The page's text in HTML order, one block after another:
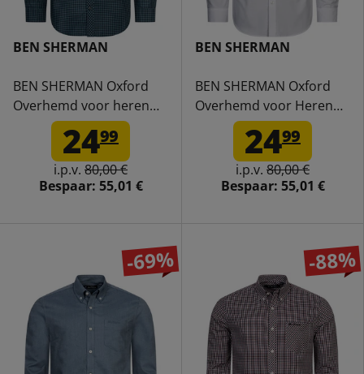
BEN SHERMAN
BEN SHERMAN Oxford
Overhemd voor heren
met lange mouwen
0077858-DARKEMERALD
2499
i.p.v. 80,00 €
Bespaar: 55,01 €
BEN SHERMAN
BEN SHERMAN Oxford
Overhemd voor Heren
met Lange Mouwen
0077857-WHITE
2499
i.p.v. 80,00 €
Bespaar: 55,01 €
-69% -88%